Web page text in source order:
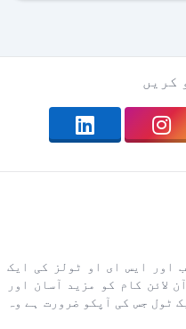
کریں
اور ایس ای او ٹولز کی ایک
لائن کام کو مزید آسان اور
ٹول جس کی آپکو ضرورت ہے وہ